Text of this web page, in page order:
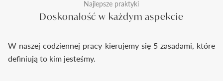
Najlepsze praktyki
Doskonałość w każdym aspekcie
W naszej codziennej pracy kierujemy się 5 zasadami, które
definiują to kim jesteśmy.